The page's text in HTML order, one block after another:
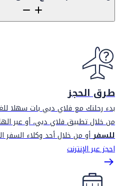
طرق الحجز
بدء رحلتك مع فلاي دبي بات سهلا
من خلال تطبيق فلاي دبي، أو عبر
للسفرأو من خلال أحد وكلاء السفر
احجز عبر الإنترنت